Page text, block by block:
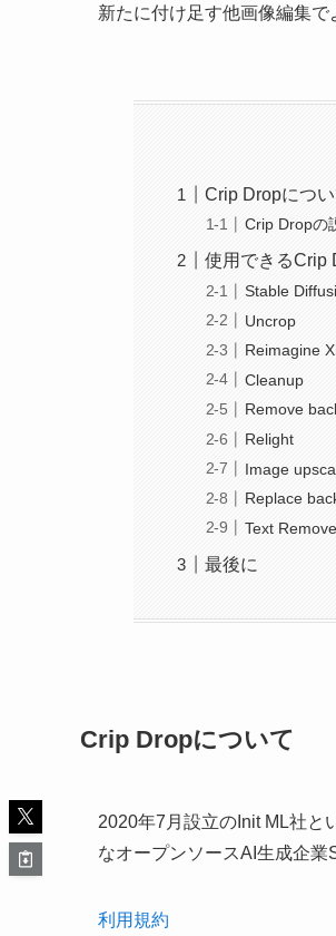
新たに付け足す他画像編集で
Crip Dropにつ
Crip Dropの
使用できるCrip
Stable
Uncrop
Reimagine
Cleanup
Remove
Relight
Image
Replace
Text
最後に
Crip Dropについて
2020年7月設立のInit ML社と
なオープンソースAI生成企業
利用規約